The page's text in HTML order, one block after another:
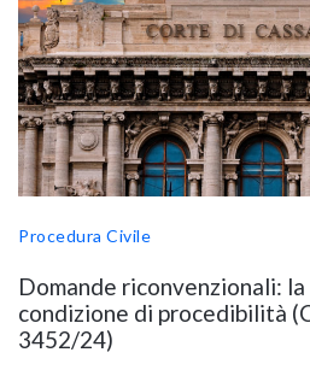
Procedura Civile
Domande riconvenzionali:
condizione di procedibilità
3452/24)